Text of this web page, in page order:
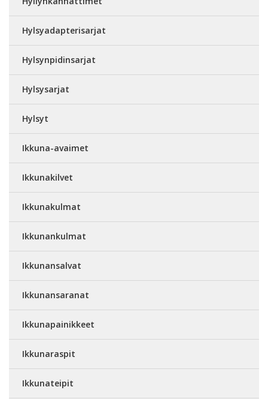
Hylsyadapterisarjat
Hylsynpidinsarjat
Hylsysarjat
Hylsyt
Ikkuna-avaimet
Ikkunakilvet
Ikkunakulmat
Ikkunankulmat
Ikkunansalvat
Ikkunansaranat
Ikkunapainikkeet
Ikkunaraspit
Ikkunateipit